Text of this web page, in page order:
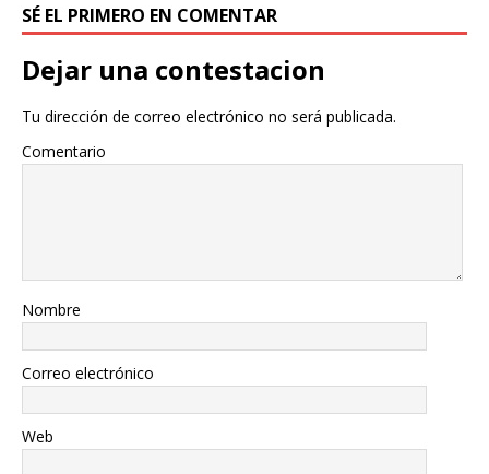
SÉ EL PRIMERO EN COMENTAR
Dejar una contestacion
Tu dirección de correo electrónico no será publicada.
Comentario
Nombre
Correo electrónico
Web